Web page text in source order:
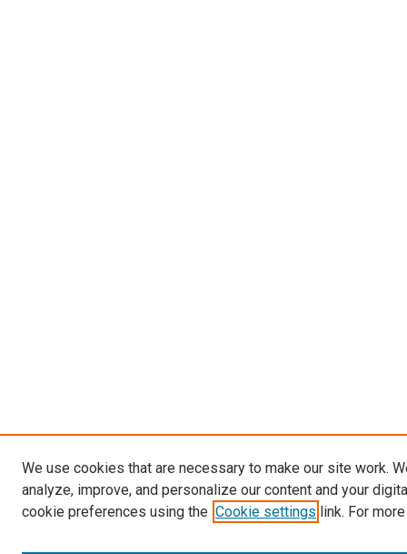
We use cookies that are necessary to make our site work.
analyze, improve, and personalize our content and your
cookie preferences using the Cookie settings link. For